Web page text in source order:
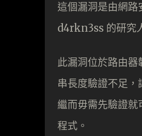
這個漏洞是由網
d4rkn3ss 的研究
此漏洞位於路由
串長度驗證不足，
繼而毋需先驗證
程式。